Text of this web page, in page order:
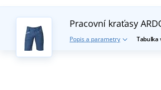
Pracovní kraťasy
Popis a parametry Tabulka